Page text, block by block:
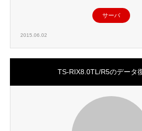
サーバ
2015.06.02
TS-RIX8.0TL/R5のデータ